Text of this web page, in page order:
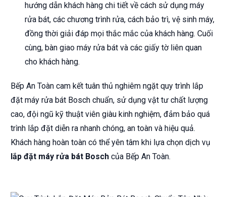
hướng dẫn khách hàng chi tiết về cách sử dụng máy
rửa bát, các chương trình rửa, cách bảo trì, vệ sinh máy,
đồng thời giải đáp mọi thắc mắc của khách hàng. Cuối
cùng, bàn giao máy rửa bát và các giấy tờ liên quan
cho khách hàng.
Bếp An Toàn cam kết tuân thủ nghiêm ngặt quy trình lắp
đặt máy rửa bát Bosch chuẩn, sử dụng vật tư chất lượng
cao, đội ngũ kỹ thuật viên giàu kinh nghiệm, đảm bảo quá
trình lắp đặt diễn ra nhanh chóng, an toàn và hiệu quả.
Khách hàng hoàn toàn có thể yên tâm khi lựa chọn dịch vụ
lắp đặt máy rửa bát Bosch của Bếp An Toàn.